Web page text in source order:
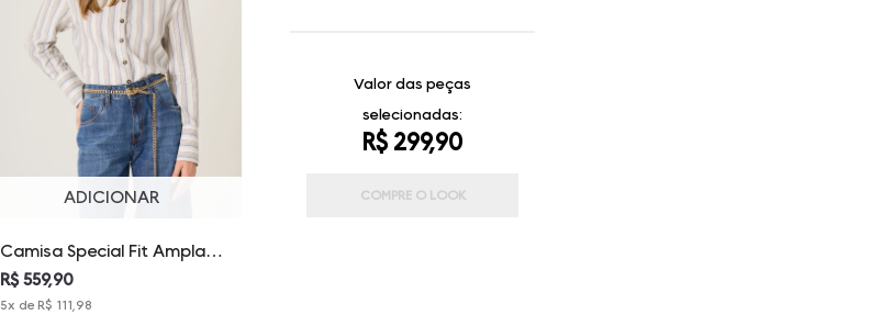
ADICIONAR
Camisa Special Fit Ampla
Listrada Dudalina Feminina
R$ 559,90
5x de R$ 111,98
Valor das peças
selecionadas:
R$ 299,90
COMPRE O LOOK